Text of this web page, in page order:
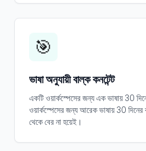
🎯
ভাষা অনুযায়ী বাল্ক কনটেন্ট
একটি ওয়ার্কস্পেসের জন্য এক ভাষায় 30
ওয়ার্কস্পেসের জন্য আরেক ভাষায় 30
থেকে বের না হয়েই।